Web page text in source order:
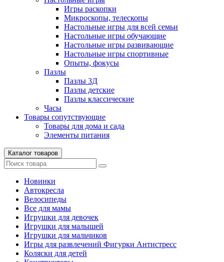
Игры раскопки
Микроскопы, телескопы
Настольные игры для всей семьи
Настольные игры обучающие
Настольные игры развивающие
Настольные игры спортивные
Опыты, фокусы
Пазлы
Пазлы 3Д
Пазлы детские
Пазлы классические
Часы
Товары сопутствующие
Товары для дома и сада
Элементы питания
Каталог товаров
Новинки
Автокресла
Велосипеды
Все для мамы
Игрушки для девочек
Игрушки для малышей
Игрушки для мальчиков
Игры для развлечений Фигурки Антистресс
Коляски для детей